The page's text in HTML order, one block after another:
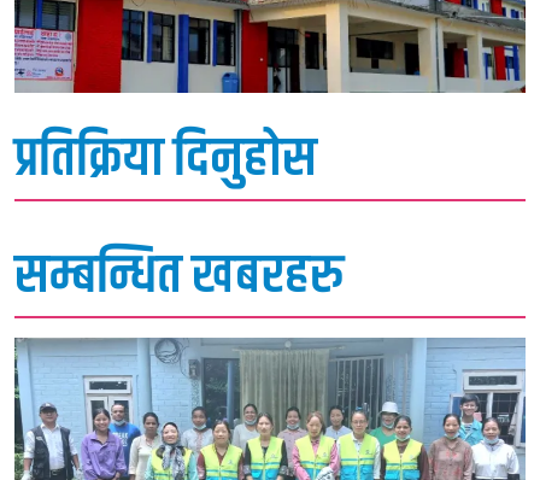
प्रतिक्रिया दिनुहोस
सम्बन्धित खबरहरु